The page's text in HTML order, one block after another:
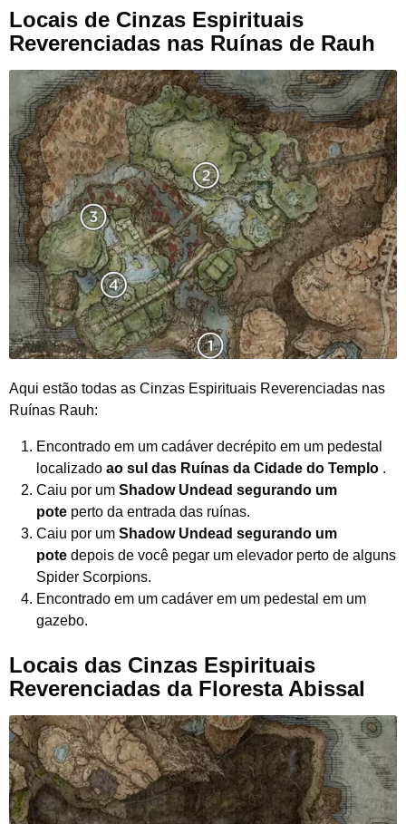
Locais de Cinzas Espirituais
Reverenciadas nas Ruínas de Rauh
Aqui estão todas as Cinzas Espirituais Reverenciadas nas
Ruínas Rauh:
Encontrado em um cadáver decrépito em um pedestal
localizado ao sul das Ruínas da Cidade do Templo .
Caiu por um Shadow Undead segurando um
pote perto da entrada das ruínas.
Caiu por um Shadow Undead segurando um
pote depois de você pegar um elevador perto de alguns
Spider Scorpions.
Encontrado em um cadáver em um pedestal em um
gazebo.
Locais das Cinzas Espirituais
Reverenciadas da Floresta Abissal